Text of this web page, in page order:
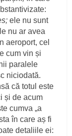
ele nu sunt
nu ar avea
aeroport, cel
cum vin și
paralele
niciodată.
că totul este
și de acum
cumva „a
în care aș fi
detaliile ei: